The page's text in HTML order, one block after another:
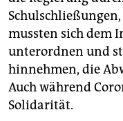
mussten sich dem
unterordnen und
hinnehmen, die
Auch während
Solidarität.